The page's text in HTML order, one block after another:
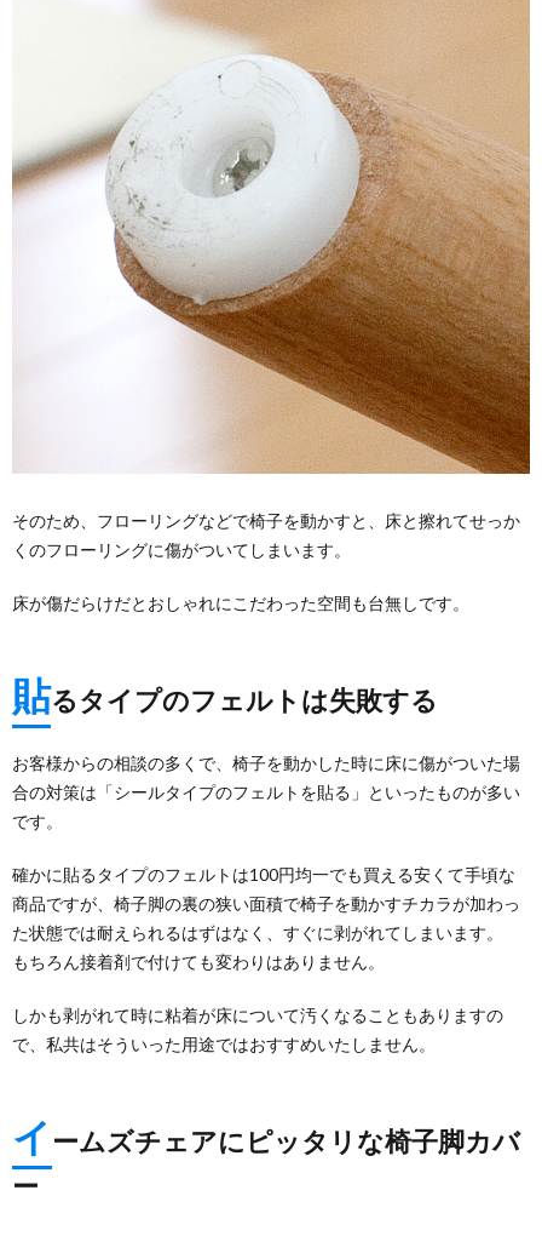
そのため、フローリングなどで椅子を動かすと、床と擦れてせっか
くのフローリングに傷がついてしまいます。
床が傷だらけだとおしゃれにこだわった空間も台無しです。
貼るタイプのフェルトは失敗する
お客様からの相談の多くで、椅子を動かした時に床に傷がついた場
合の対策は「シールタイプのフェルトを貼る」といったものが多い
です。
確かに貼るタイプのフェルトは100円均一でも買える安くて手頃な
商品ですが、椅子脚の裏の狭い面積で椅子を動かすチカラが加わっ
た状態では耐えられるはずはなく、すぐに剥がれてしまいます。
もちろん接着剤で付けても変わりはありません。
しかも剥がれて時に粘着が床について汚くなることもありますの
で、私共はそういった用途ではおすすめいたしません。
イ ームズチェアにピッタリな椅子脚カバ
ー